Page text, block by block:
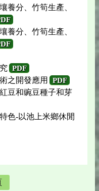
養分、竹筍生產、
養分、竹筍生產、
PDF
之開發應用 PDF
豆和豌豆種子和芽
色-以池上米鄉休閒